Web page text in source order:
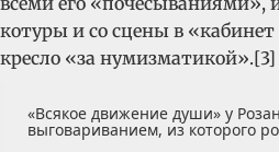
котуры и со сцены в
кресло «за нумизматикой».[3]
«Всякое движение души» у
выговариванием, из которого